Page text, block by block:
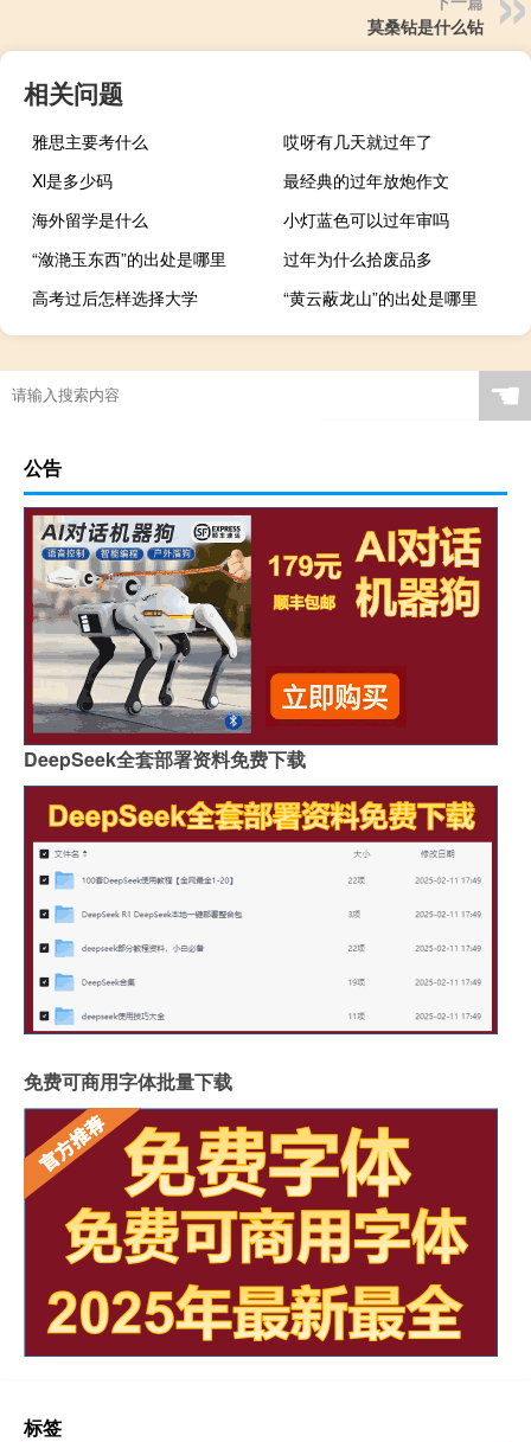
莫桑钻是什么钻
相关问题
雅思主要考什么
哎呀有几天就过年了
Xl是多少码
最经典的过年放炮作文
海外留学是什么
小灯蓝色可以过年审吗
“潋滟玉东西”的出处是哪里
过年为什么拾废品多
高考过后怎样选择大学
“黄云蔽龙山”的出处是哪里
☚
公告
DeepSeek全套部署资料免费下载
免费可商用字体批量下载
标签